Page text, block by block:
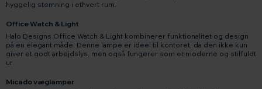
hyggelig stemning i ethvert rum.
Office Watch & Light
Halo Designs Office Watch & Light kombinerer funktionalitet og design
på en elegant måde. Denne lampe er ideel til kontoret, da den ikke kun
giver et godt arbejdslys, men også fungerer som et moderne og stilfuldt
ur.
Micado væglamper